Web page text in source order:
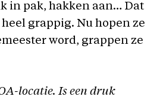
in pak, hakken aan… Dat
grappig. Nu hopen ze
word, grappen ze
locatie. Is een druk